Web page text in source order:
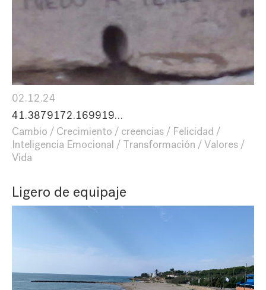
02.12.24
41.3879172.169919…
Cambio
Crecimiento creencias
Felicidad
Inteligencia Emocional
Transformación
Valores
Vida
Ligero de equipaje